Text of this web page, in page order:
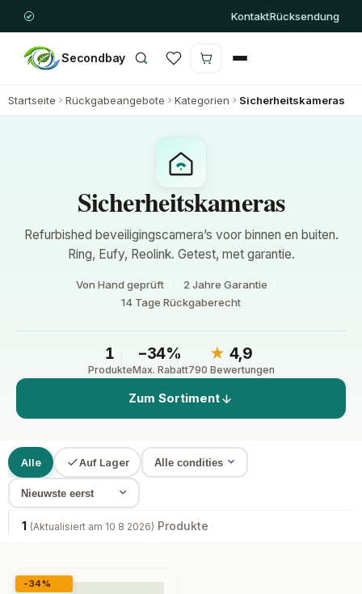
KontaktRücksendung
Secondbay
Warenkorb ist leer
Startseite Rückgabeangebote Kategorien Sicherheitskameras
Sicherheitskameras
Refurbished beveiligingscamera’s voor binnen en buiten.
Ring, Eufy, Reolink. Getest, met garantie.
Von Hand geprüft
2 Jahre Garantie
14 Tage Rückgaberecht
1
Produkte
−34%
Max. Rabatt
★ 4,9
790 Bewertungen
Zum Sortiment
Alle Auf Lager
1 (Aktualisiert am 10 8 2026) Produkte
-34%